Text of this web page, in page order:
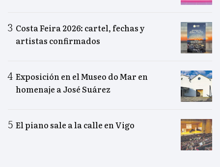
Costa Feira 2026: cartel, fechas y
artistas confirmados
Exposición en el Museo do Mar en
homenaje a José Suárez
El piano sale a la calle en Vigo